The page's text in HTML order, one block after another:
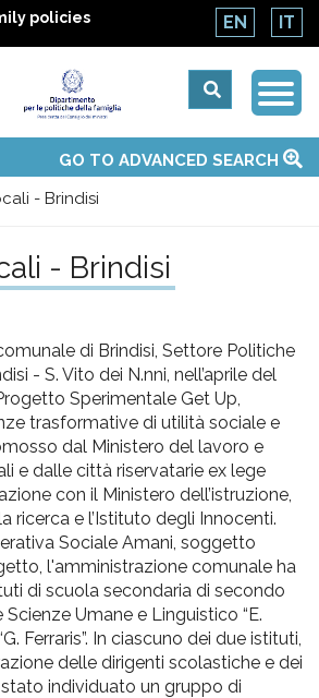
policies EN IT
GO TO ADVANCED SEARCH
- Brindisi
- Brindisi
di Brindisi, Settore Politiche
- S. Vito dei N.nni, nell’aprile del
Sperimentale Get Up,
trasformative di utilità sociale e
dal Ministero del lavoro e
e dalle città riservatarie ex lege
con il Ministero dell’istruzione,
ricerca e l’Istituto degli Innocenti.
Sociale Amani, soggetto
l'amministrazione comunale ha
di scuola secondaria di secondo
Umane e Linguistico “E.
Ferraris”. In ciascuno dei due istituti,
delle dirigenti scolastiche e dei
individuato un gruppo di